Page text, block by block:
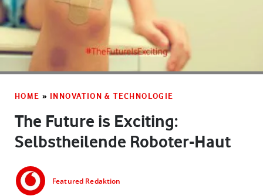
HOME » INNOVATION & TECHNOLOGIE
The Future is Exciting:
Selbstheilende Roboter-Haut
Featured Redaktion